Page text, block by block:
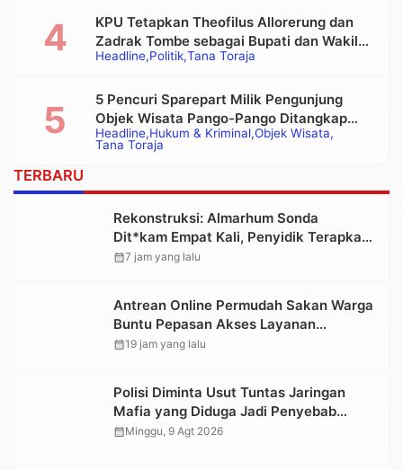
Headline Politik Tana Toraja
KPU Tetapkan Theofilus Allorerung dan
Zadrak Tombe sebagai Bupati dan Wakil
Bupati Tana Toraja Terpilih
Headline Hukum & Kriminal Objek Wisata
Tana Toraja
5 Pencuri Sparepart Milik Pengunjung
Objek Wisata Pango-Pango Ditangkap
Polisi
TERBARU
Rekonstruksi: Almarhum Sonda
Dit*kam Empat Kali, Penyidik Terapkan
Pasal Pembunuhan Berencana
calendar_month7 jam yang lalu
Antrean Online Permudah Sakan Warga
Buntu Pepasan Akses Layanan
Kesehatan Tanpa Hambatan
calendar_month19 jam yang lalu
Polisi Diminta Usut Tuntas Jaringan
Mafia yang Diduga Jadi Penyebab
Kelangkaan BBM di Toraja
calendar_monthMinggu, 9 Agt 2026